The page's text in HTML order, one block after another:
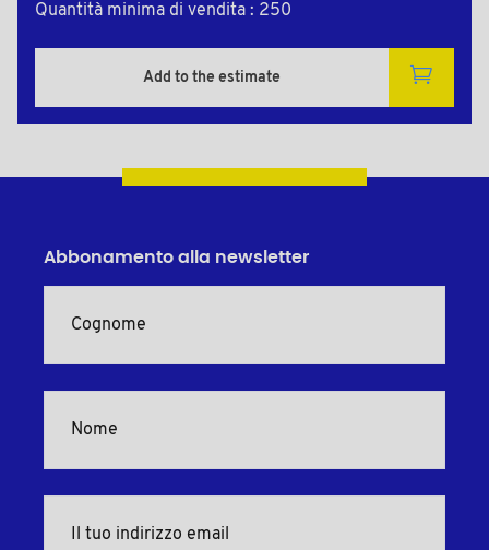
Quantità minima di vendita : 250
Add to the estimate
Abbonamento alla newsletter